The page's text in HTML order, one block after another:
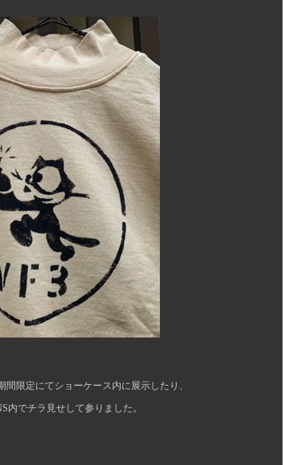
てショーケース内に展示したり、
せして参りました。